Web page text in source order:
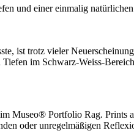
und einer einmalig
ist trotz vieler
im Schwarz-Weiss-
Museo® Portfolio Rag. Prints
oder unregelmäßigen